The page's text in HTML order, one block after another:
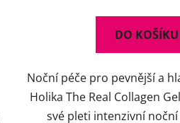
DO KOŠÍKU
Noční péče pro pevnější a
Holika The Real Collagen
své pleti intenzivní